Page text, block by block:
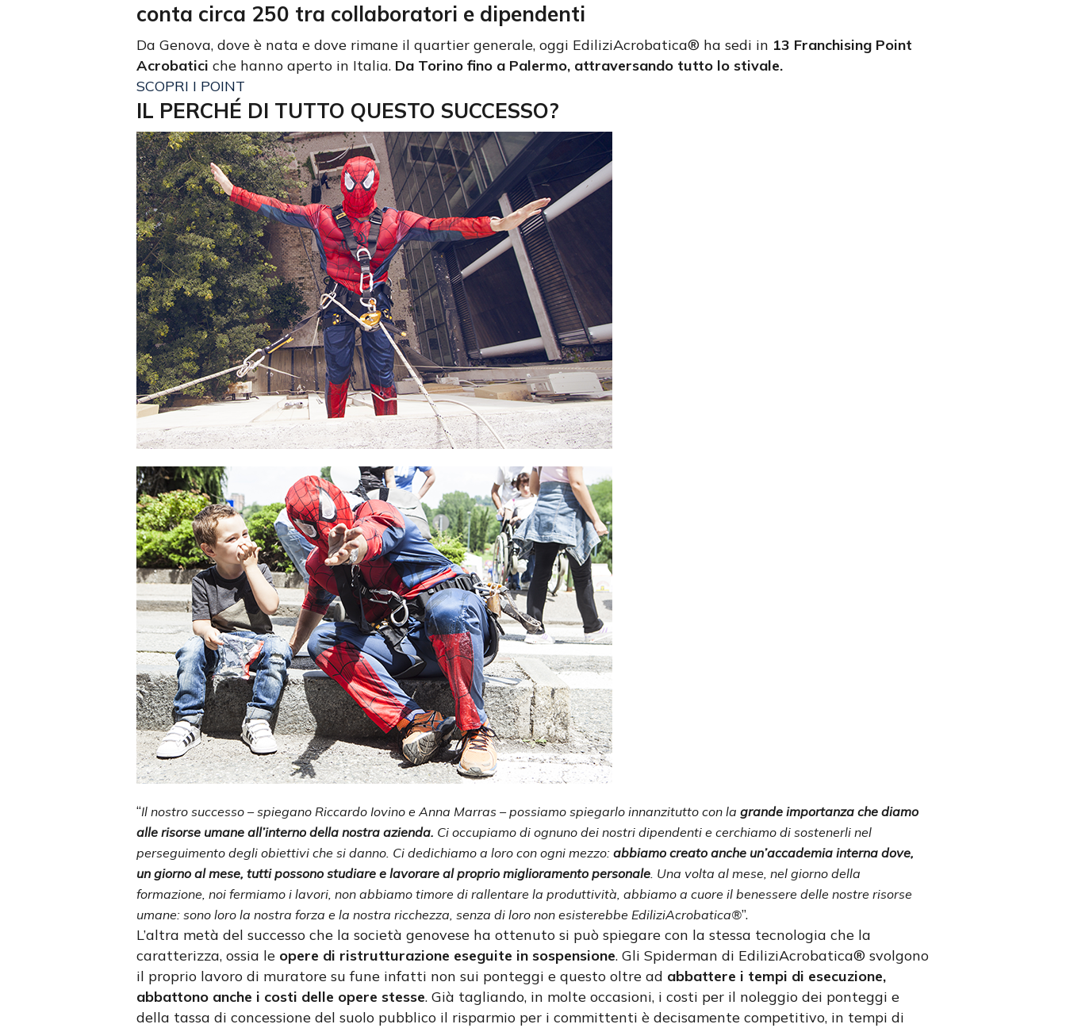
conta circa 250 tra collaboratori e dipendenti
Da Genova, dove è nata e dove rimane il quartier generale, oggi EdiliziAcrobatica® ha sedi in 13 Franchising Point
Acrobatici che hanno aperto in Italia. Da Torino fino a Palermo, attraversando tutto lo stivale.
SCOPRI I POINT
IL PERCHÉ DI TUTTO QUESTO SUCCESSO?
“Il nostro successo – spiegano Riccardo Iovino e Anna Marras – possiamo spiegarlo innanzitutto con la grande importanza che diamo
alle risorse umane all’interno della nostra azienda. Ci occupiamo di ognuno dei nostri dipendenti e cerchiamo di sostenerli nel
perseguimento degli obiettivi che si danno. Ci dedichiamo a loro con ogni mezzo: abbiamo creato anche un’accademia interna dove,
un giorno al mese, tutti possono studiare e lavorare al proprio miglioramento personale. Una volta al mese, nel giorno della
formazione, noi fermiamo i lavori, non abbiamo timore di rallentare la produttività, abbiamo a cuore il benessere delle nostre risorse
umane: sono loro la nostra forza e la nostra ricchezza, senza di loro non esisterebbe EdiliziAcrobatica®”.
L’altra metà del successo che la società genovese ha ottenuto si può spiegare con la stessa tecnologia che la
caratterizza, ossia le opere di ristrutturazione eseguite in sospensione. Gli Spiderman di EdiliziAcrobatica® svolgono
il proprio lavoro di muratore su fune infatti non sui ponteggi e questo oltre ad abbattere i tempi di esecuzione,
abbattono anche i costi delle opere stesse. Già tagliando, in molte occasioni, i costi per il noleggio dei ponteggi e
della tassa di concessione del suolo pubblico il risparmio per i committenti è decisamente competitivo, in tempi di